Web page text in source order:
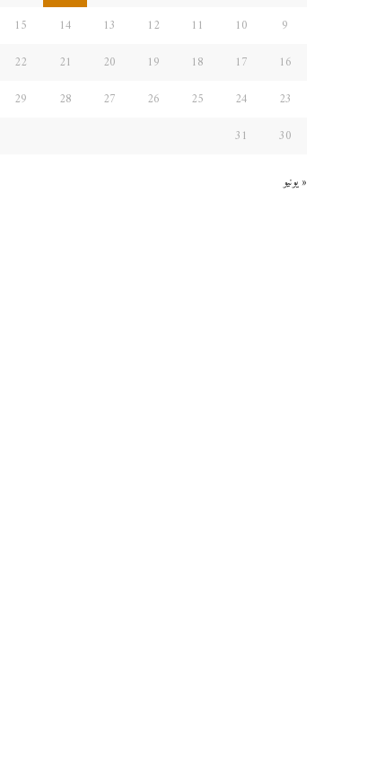
9
10
11
12
13
14
15
16
17
18
19
20
21
22
23
24
25
26
27
28
29
30
31
« يونيو